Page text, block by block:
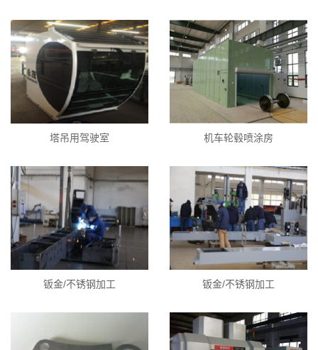
塔吊用驾驶室 机车轮毂喷涂房
钣金/不锈钢加工 钣金/不锈钢加工